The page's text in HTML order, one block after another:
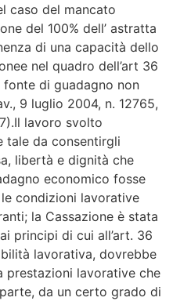
caso del mancato
del 100% dell’ astratta
di una capacità dello
nel quadro dell’art 36
di guadagno non
9 luglio 2004, n. 12765,
lavoro svolto
tale da consentirgli
libertà e dignità che
economico fosse
condizioni lavorative
la Cassazione è stata
principi di cui all’art. 36
lavorativa, dovrebbe
prestazioni lavorative che
da un certo grado di